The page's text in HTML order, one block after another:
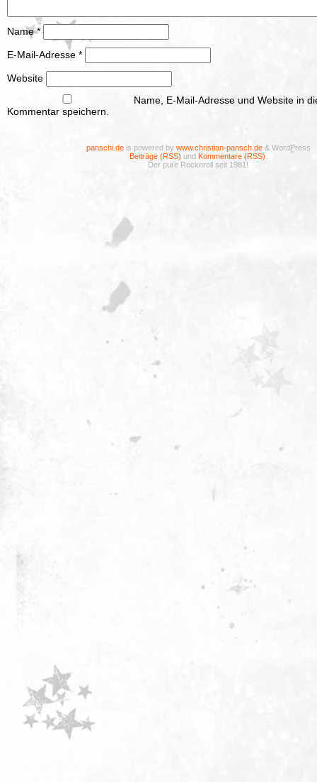
Name*
E-Mail-Adresse *
Website
Name, E-Mail-Adresse und Website in
Kommentar speichern.
panschi.deis powered by www.christian-pansch.de& WordPress
Beiträge (RSS) und Kommentare (RSS)
Der pure Rocknroll seit 1981!